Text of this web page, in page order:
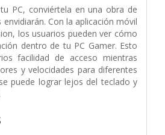
PC, conviértela en una obra de
Con la aplicación móvil
los usuarios pueden ver cómo
dentro de tu PC Gamer. Esto
facilidad de acceso mientras
y velocidades para diferentes
puede lograr lejos del teclado y